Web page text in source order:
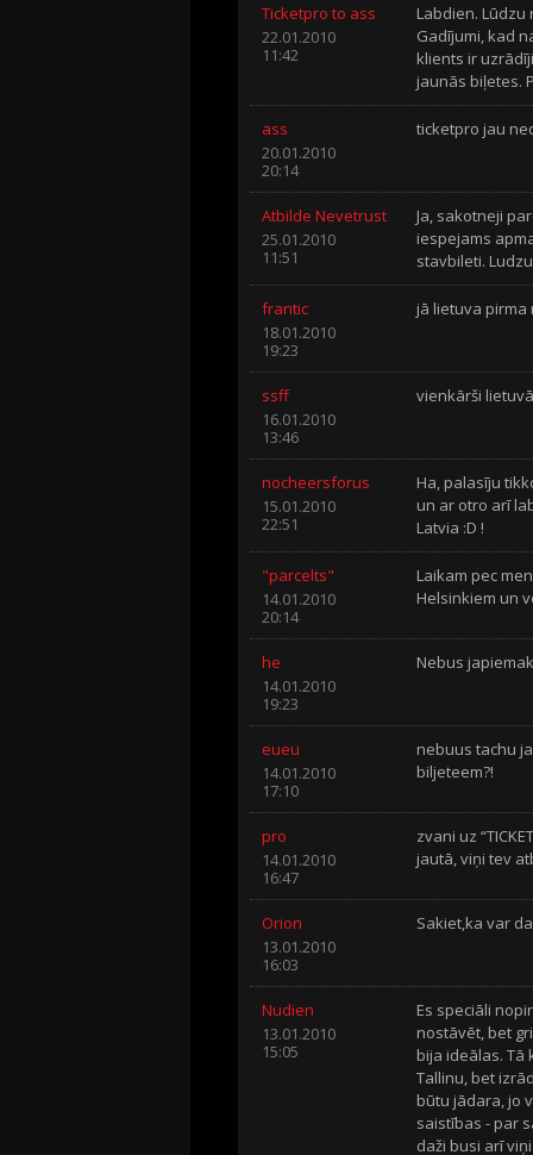
Ticketpro to ass
22.01.2010
11:42
Labdien.
Gadījumi, kad
klients ir
jaunās biļetes.
ass
20.01.2010
20:14
ticketpro jau
Atbilde Nevetrust
25.01.2010
11:51
Ja, sakotneji
iespejams
stavbileti.
frantic
18.01.2010
19:23
jā lietuva
ssff
16.01.2010
13:46
vienkārši
nocheersforus
15.01.2010
22:51
Ha, palasīju
un ar otro arī
Latvia :D !
"parcelts"
14.01.2010
20:14
Laikam pec
Helsinkiem un
he
14.01.2010
19:23
Nebus
eueu
14.01.2010
17:10
nebuus tachu
biljeteem?!
pro
14.01.2010
16:47
zvani uz
jautā, viņi tev
Orion
13.01.2010
16:03
Sakiet,ka var
Nudien
13.01.2010
15:05
Es speciāli
nostāvēt, bet
bija ideālas. Tā
Tallinu, bet
būtu jādara, jo
saistības - par
daži busi arī